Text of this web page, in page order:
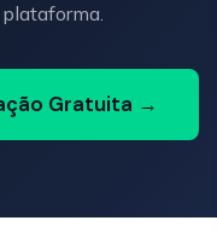
Gratuita →